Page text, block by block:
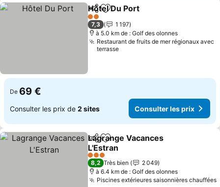
PartagerAjouter à mes favoris
Hôtel Du Port
2 Étoiles
7,3
1 197
à 5.0 km de : Golf des olonnes
Restaurant de fruits de mer régionaux avec
terrasse
De 69 €
Consulter les prix de 2 sites Consulter les prix
PartagerAjouter à mes favoris
Lagrange Vacances
L'Estran
3 Étoiles
8,2 Très bien
2 049
à 6.4 km de : Golf des olonnes
Piscines extérieures saisonnières chauffées